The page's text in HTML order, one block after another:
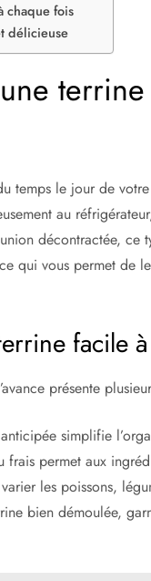
chaque fois
délicieuse
terrine
temps le jour de
au
décontractée, ce
qui vous permet de
facile
présente
simplifie
frais permet aux
les poissons,
bien démoulée,